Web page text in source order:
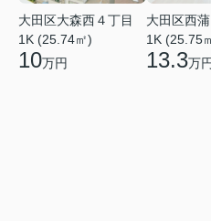
大田区大森西４丁目
1K (25.74㎡)
10万円
大田区西
1K (25.75
13.3万円